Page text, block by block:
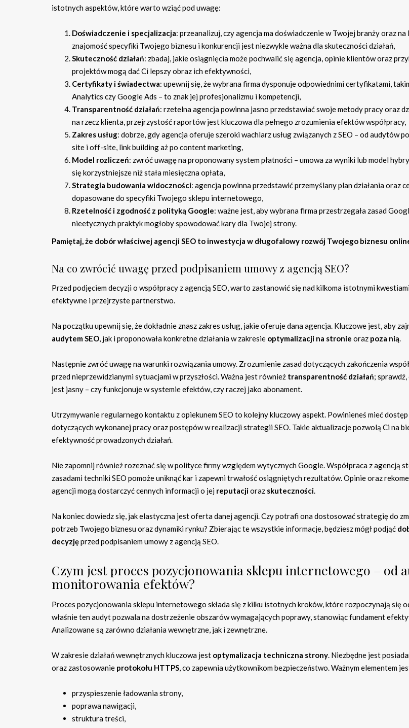
istotnych aspektów, które warto wziąć pod uwagę:
Doświadczenie i specjalizacja: przeanalizuj, czy agencja ma doświadczenie w Twojej branży oraz na
znajomość specyfiki Twojego biznesu i konkurencji jest niezwykle ważna dla skuteczności działań,
Skuteczność działań: zbadaj, jakie osiągnięcia może pochwalić się agencja, opinie klientów oraz
projektów mogą dać Ci lepszy obraz ich efektywności,
Certyfikaty i świadectwa: upewnij się, że wybrana firma dysponuje odpowiednimi certyfikatami,
Analytics czy Google Ads – to znak jej profesjonalizmu i kompetencji,
Transparentność działań: rzetelna agencja powinna jasno przedstawiać swoje metody pracy oraz
na rzecz klienta, przejrzystość raportów jest kluczowa dla pełnego zrozumienia efektów współpracy,
Zakres usług: dobrze, gdy agencja oferuje szeroki wachlarz usług związanych z SEO – od audytów
site i off-site, link building aż po content marketing,
Model rozliczeń: zwróć uwagę na proponowany system płatności – umowa za wyniki lub model
się korzystniejsze niż stała miesięczna opłata,
Strategia budowania widoczności: agencja powinna przedstawić przemyślany plan działania oraz
dopasowane do specyfiki Twojego sklepu internetowego,
Rzetelność i zgodność z polityką Google: ważne jest, aby wybrana firma przestrzegała zasad
nieetycznych praktyk mogłoby spowodować kary dla Twojej strony.
Pamiętaj, że dobór właściwej agencji SEO to inwestycja w długofalowy rozwój Twojego biznesu
Na co zwrócić uwagę przed podpisaniem umowy z agencją SEO?
Przed podjęciem decyzji o współpracy z agencją SEO, warto zastanowić się nad kilkoma istotnymi
efektywne i przejrzyste partnerstwo.
Na początku upewnij się, że dokładnie znasz zakres usług, jakie oferuje dana agencja. Kluczowe jest, aby
audytem SEO, jak i proponowała konkretne działania w zakresie optymalizacji na stronie oraz poza nią.
Następnie zwróć uwagę na warunki rozwiązania umowy. Zrozumienie zasad dotyczących zakończenia
przed nieprzewidzianymi sytuacjami w przyszłości. Ważna jest również transparentność działań;
jest jasny – czy funkcjonuje w systemie efektów, czy raczej jako abonament.
Utrzymywanie regularnego kontaktu z opiekunem SEO to kolejny kluczowy aspekt. Powinieneś mieć
dotyczących wykonanej pracy oraz postępów w realizacji strategii SEO. Takie aktualizacje pozwolą Ci na
efektywność prowadzonych działań.
Nie zapomnij również rozeznać się w polityce firmy względem wytycznych Google. Współpraca z agencją
zasadami techniki SEO pomoże uniknąć kar i zapewni trwałość osiągniętych rezultatów. Opinie oraz
agencji mogą dostarczyć cennych informacji o jej reputacjioraz skuteczności.
Na koniec dowiedz się, jak elastyczna jest oferta danej agencji. Czy potrafi ona dostosować strategię do
potrzeb Twojego biznesu oraz dynamiki rynku? Zbierając te wszystkie informacje, będziesz mógł podjąć
decyzjęprzed podpisaniem umowy z agencją SEO.
Czym jest proces pozycjonowania sklepu internetowego – od
monitorowania efektów?
Proces pozycjonowania sklepu internetowego składa się z kilku istotnych kroków, które rozpoczynają się
właśnie ten audyt pozwala na dostrzeżenie obszarów wymagających poprawy, stanowiąc fundament
Analizowane są zarówno działania wewnętrzne, jak i zewnętrzne.
W zakresie działań wewnętrznych kluczowa jest optymalizacja techniczna strony. Niezbędne jest
oraz zastosowanie protokołu HTTPS, co zapewnia użytkownikom bezpieczeństwo. Ważnym elementem
przyspieszenie ładowania strony,
poprawa nawigacji,
struktura treści,